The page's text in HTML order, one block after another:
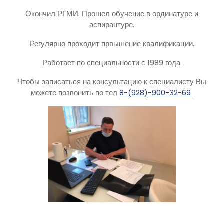
Окончил РГМИ. Прошел обучение в ординатуре и
аспирантуре.
Регулярно проходит првышение квалификации.
Работает по специальности с 1989 года.
Чтобы записаться на консультацию к специалисту Вы
можете позвонить по тел 8-(928)-900-32-69